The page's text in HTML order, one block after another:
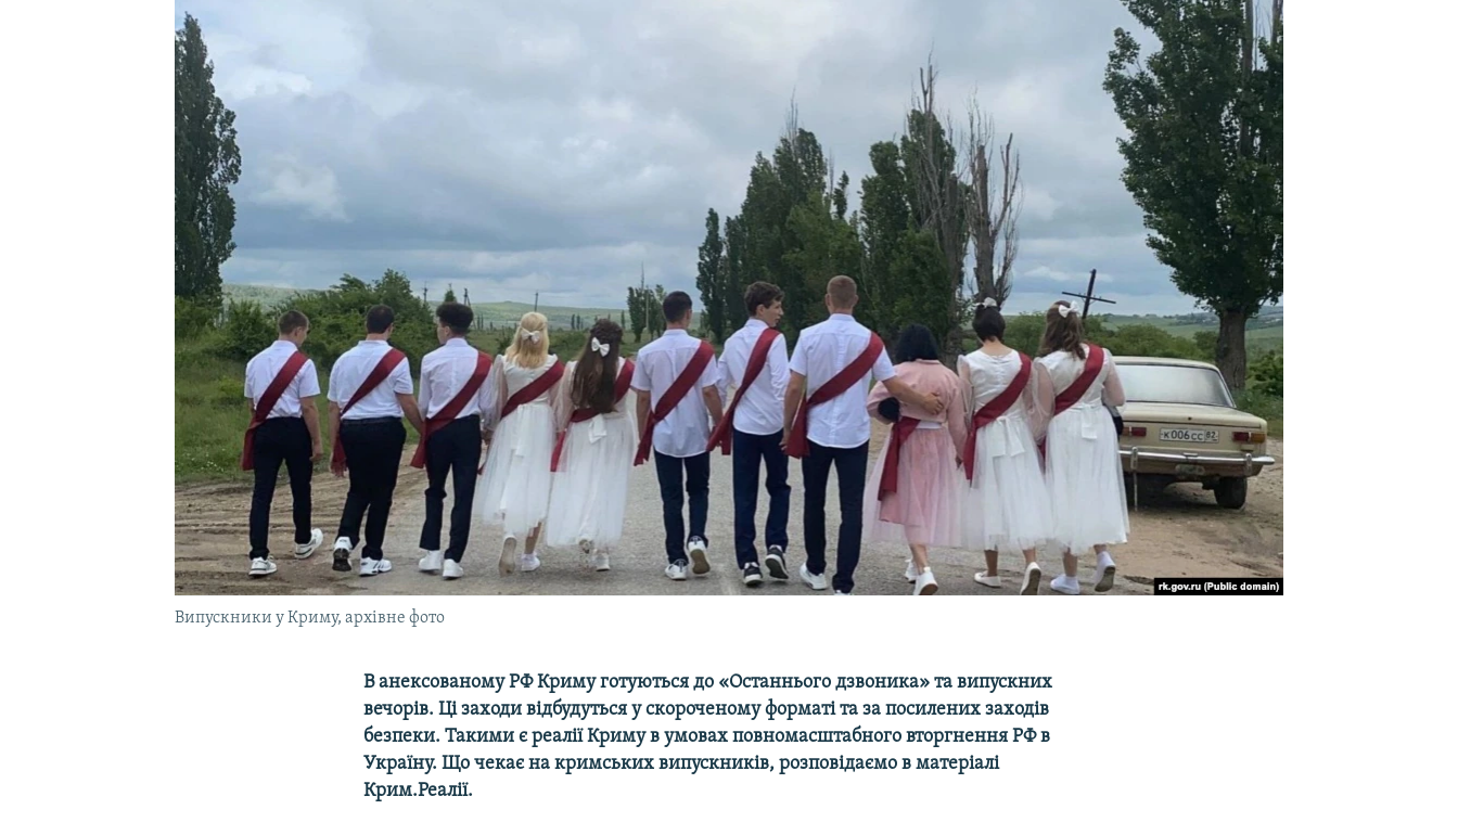
УКРАЇНСЬКА ПРОБЛЕМА КРИМУ
Випускники у Криму, архівне фото
В анексованому РФ Криму готуються до «Останнього дзвоника» та випускних
вечорів. Ці заходи відбудуться у скороченому форматі та за посилених заходів
безпеки. Такими є реалії Криму в умовах повномасштабного вторгнення РФ в
Україну. Що чекає на кримських випускників, розповідаємо в матеріалі
Крим.Реалії.